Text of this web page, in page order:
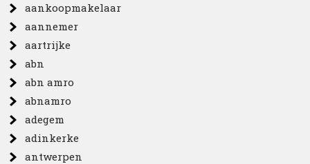
aankoopmakelaar
aannemer
aartrijke
abn
abn amro
abnamro
adegem
adinkerke
antwerpen